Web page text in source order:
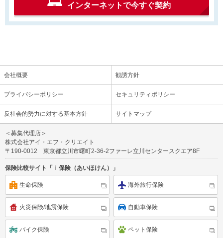
インターネットで今すぐ契約
会社概要 勧誘方針
プライバシーポリシー セキュリティポリシー
反社会的勢力に対する基本方針 サイトマップ
＜募集代理店＞
株式会社アイ・エフ・クリエイト
〒190-0012 東京都立川市曙町2-36-2ファーレ立川センタースクエア8F
保険比較サイト「ｉ保険（あいほけん）」
生命保険 海外旅行保険
火災保険/地震保険 自動車保険
バイク保険 ペット保険